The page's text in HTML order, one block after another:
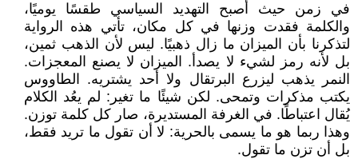
في زمن حيث أصبح التهديد السياسي طقسًا يوميًا،
والكلمة فقدت وزنها في كل مكان، تأتي هذه الرواية
لتذكرنا بأن الميزان ما زال ذهبيًا. ليس لأن الذهب ثمين،
بل لأنه رمز لشيء لا يصدأ. الميزان لا يصنع المعجزات.
النمر يذهب ليزرع البرتقال ولا أحد يشتريه. الطاووس
يكتب مذكرات وتمحى. لكن شيئًا ما تغير: لم يعُد الكلام
يُقال اعتباطًا. في الغرفة المستديرة، صار كل كلمة توزن.
وهذا ربما هو ما يسمى بالحرية: لا أن تقول ما تريد فقط،
بل أن تزن ما تقول.